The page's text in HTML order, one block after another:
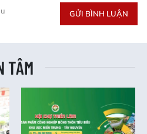
GỬI BÌNH LUẬN
TÂM